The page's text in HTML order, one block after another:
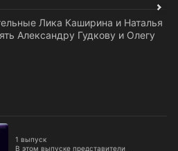
Лика Каширина и Наталья
Александру Гудкову и Олегу
1 выпуск
В этом выпуске представители